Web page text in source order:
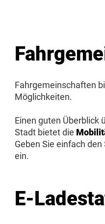
Fahrgemeinschaften
Möglichkeiten.
Einen guten Überblick
Stadt bietet die
Geben Sie einfach
ein.
E-